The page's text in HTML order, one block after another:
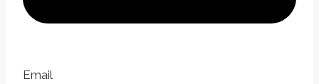
Email